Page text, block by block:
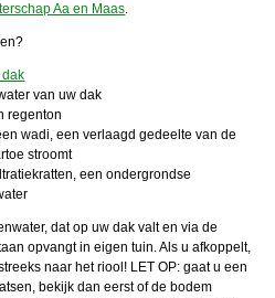
Aa en Maas.
van uw dak
regenton
wadi, een verlaagd gedeelte van de
stroomt
een ondergrondse
dat op uw dak valt en via de
opvangt in eigen tuin. Als u afkoppelt,
naar het riool! LET OP: gaat u een
bekijk dan eerst of de bodem